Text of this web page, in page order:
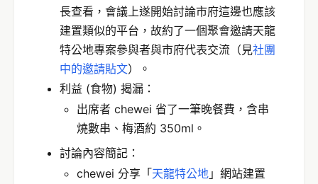
長查看，會議上遂開始討論市府這邊也應該
建置類似的平台，故約了一個聚會邀請天龍
特公地專案參與者與市府代表交流（見社團
中的邀請貼文）。
利益 (食物) 揭漏：
出席者 chewei 省了一筆晚餐費，含串
燒數串、梅酒約 350ml。
討論內容簡記：
chewei 分享「天龍特公地 」網站建置